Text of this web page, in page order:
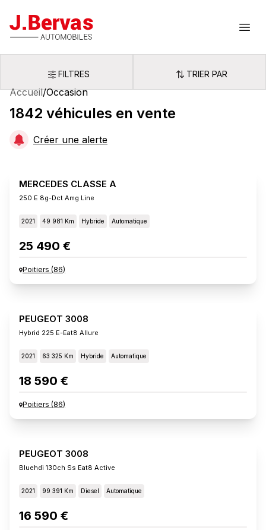
J.Bervas
Filtres
FILTRES Trier par
TRIER PAR
Accueil/Occasion
1842 véhicules en vente
Créer une alerte
MERCEDES CLASSE A
250 E 8g-Dct Amg Line
2021 49 981 Km Hybride Automatique
25 490 €
Poitiers (86)
PEUGEOT 3008
Hybrid 225 E-Eat8 Allure
2021 63 325 Km Hybride Automatique
18 590 €
Poitiers (86)
PEUGEOT 3008
Bluehdi 130ch Ss Eat8 Active
2021 99 391 Km Diesel Automatique
16 590 €